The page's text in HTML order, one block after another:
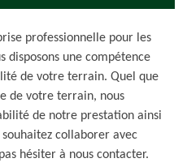
professionnelle pour les
disposons une compétence
de votre terrain. Quel que
de votre terrain, nous
de notre prestation ainsi
collaborer avec
hésiter à nous contacter.